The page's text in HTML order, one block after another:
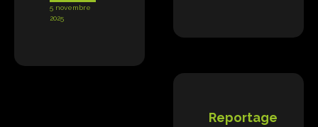
5 novembre
2025
Reportage